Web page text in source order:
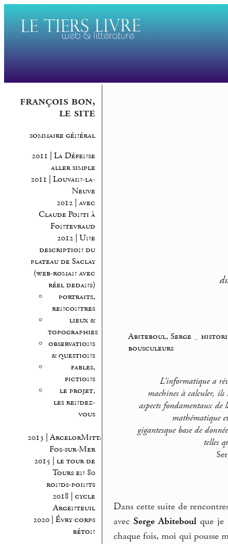
françois bon,
le site
sommaire général
2011 | La Défense
aller simple
2011 | Louvain-la-
Neuve
2012 | avec
Claude Ponti à
Fontevraud
2012 | Une
description du
plateau de Saclay
(web-roman avec
réel dedans)
portraits,
rencontres
lieux &
topographies
observations
& questions
fables,
fictions
le projet,
les rendez-
vous
2013 | ArcelorMittal
Fos-sur-Mer
2015 | le tour de
Tours en 80
ronds-points
2018 | cycle
Argenteuil
2020 | Évry corps
béton
Abiteboul, Serge_
bousculeurs
L’informatique a
machines à calculer, ils
aspects fondamentaux de
mathématique
gigantesque base de
telles
Dans cette suite de
avecSerge Abiteboul que je
chaque fois, moi qui pousse